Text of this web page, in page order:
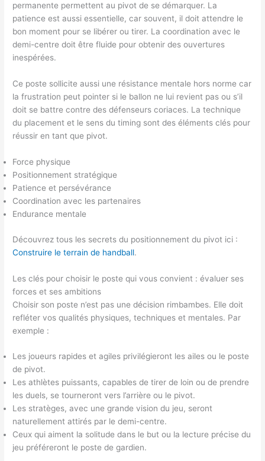
permanente permettent au pivot de se démarquer. La
patience est aussi essentielle, car souvent, il doit attendre le
bon moment pour se libérer ou tirer. La coordination avec le
demi-centre doit être fluide pour obtenir des ouvertures
inespérées.
Ce poste sollicite aussi une résistance mentale hors norme car
la frustration peut pointer si le ballon ne lui revient pas ou s’il
doit se battre contre des défenseurs coriaces. La technique
du placement et le sens du timing sont des éléments clés pour
réussir en tant que pivot.
Force physique
Positionnement stratégique
Patience et persévérance
Coordination avec les partenaires
Endurance mentale
Découvrez tous les secrets du positionnement du pivot ici :
Construire le terrain de handball.
Les clés pour choisir le poste qui vous convient : évaluer ses
forces et ses ambitions
Choisir son poste n’est pas une décision rimbambes. Elle doit
refléter vos qualités physiques, techniques et mentales. Par
exemple :
Les joueurs rapides et agiles privilégieront les ailes ou le poste
de pivot.
Les athlètes puissants, capables de tirer de loin ou de prendre
les duels, se tourneront vers l’arrière ou le pivot.
Les stratèges, avec une grande vision du jeu, seront
naturellement attirés par le demi-centre.
Ceux qui aiment la solitude dans le but ou la lecture précise du
jeu préféreront le poste de gardien.